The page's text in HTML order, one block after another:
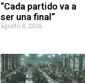
“Cada partido va a
ser una final”
agosto 8, 2026